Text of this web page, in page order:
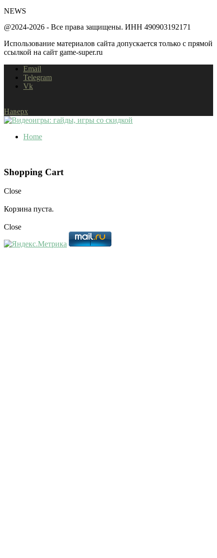
NEWS
@2024-2026 - Все права защищены. ИНН 490903192171
Использование материалов сайта допускается только с прямой
ссылкой на сайт game-super.ru
Email
Telegram
Vk
Наверх
Home
Shopping Cart
Close
Корзина пуста.
Close